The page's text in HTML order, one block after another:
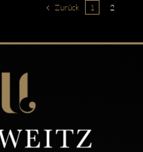
Zurück 1 2